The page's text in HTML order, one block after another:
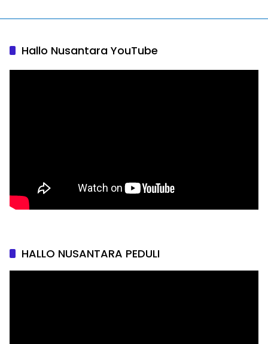
Hallo Nusantara YouTube
HALLO NUSANTARA PEDULI